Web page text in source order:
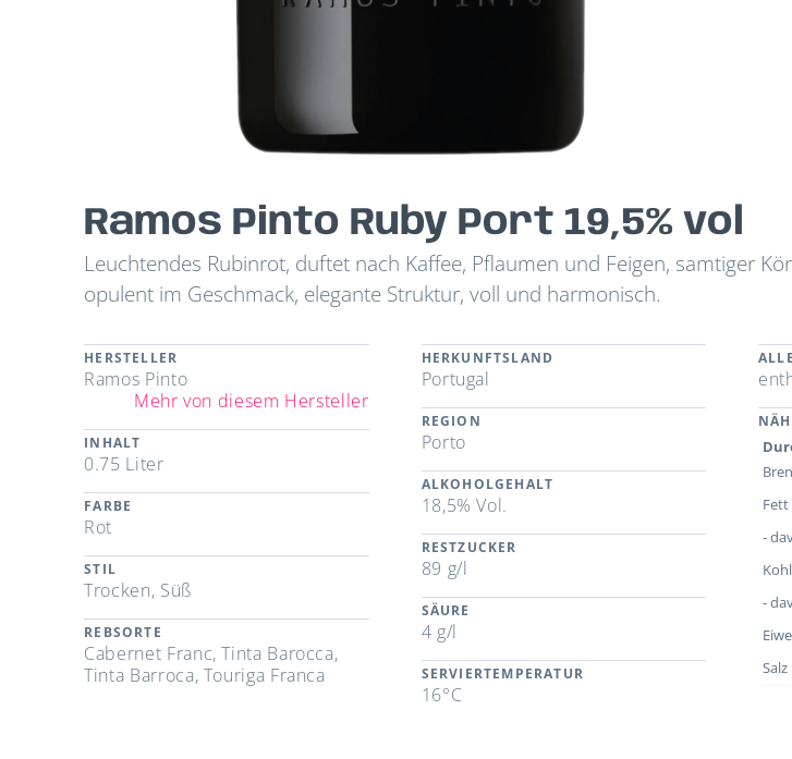
Ramos Pinto Ruby Port 19,5% vol
Leuchtendes Rubinrot, duftet nach Kaffee, Pflaumen und Feigen, samtiger
opulent im Geschmack, elegante Struktur, voll und harmonisch.
HERSTELLER
Ramos Pinto
Mehr von diesem Hersteller
INHALT
0.75 Liter
FARBE
Rot
STIL
Trocken, Süß
REBSORTE
Cabernet Franc, Tinta Barocca,
Tinta Barroca, Touriga Franca
HERKUNFTSLAND
Portugal
REGION
Porto
ALKOHOLGEHALT
18,5% Vol.
RESTZUCKER
89 g/l
SÄURE
4 g/l
SERVIERTEMPERATUR
16°C
Fett
-
-
Salz